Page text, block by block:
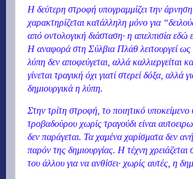
Η δεύτερη στροφή υπογραμμίζει την
χαρακτηρίζεται κατάλληλη μόνο για
από οντολογική διάσταση· η απελπισία εδώ
Η αναφορά στη Σύλβια Πλάθ λειτουργεί ως
λύπη δεν αποφεύγεται, αλλά καλλιεργείται
γίνεται τραγική όχι γιατί στερεί δόξα,
δημιουργικά η λύπη.
Στην τρίτη στροφή, το ποιητικό
τροβαδούρου χωρίς τραγούδι είναι
δεν παράγεται. Τα χαμένα χαρίσματα δεν
παρόν της δημιουργίας. Η τέχνη
του άλλου για να ανθίσει· χωρίς αυτές, η